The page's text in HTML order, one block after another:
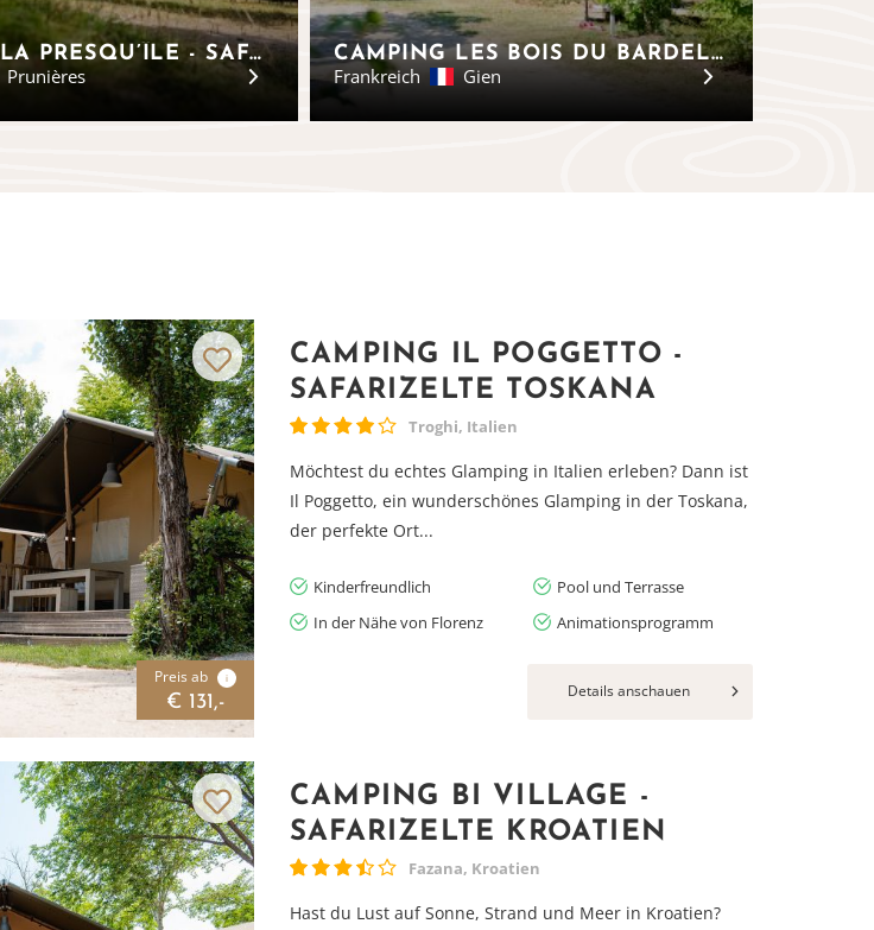
CAMPING LA PRESQU’ÎLE - SAFARIZELTE, PROVENCE-ALPES-CÔTE D’AZUR
Prunières
CAMPING LES BOIS DU BARDELET - SAFARIZELTE LOIRE
Frankreich Gien
Preis ab i
€ 131,-
CAMPING IL POGGETTO -
SAFARIZELTE TOSKANA
Troghi, Italien
Möchtest du echtes Glamping in Italien erleben? Dann ist
Il Poggetto, ein wunderschönes Glamping in der Toskana,
der perfekte Ort...
Kinderfreundlich
Pool und Terrasse
In der Nähe von Florenz
Animationsprogramm
Details anschauen
CAMPING BI VILLAGE -
SAFARIZELTE KROATIEN
Fazana, Kroatien
Hast du Lust auf Sonne, Strand und Meer in Kroatien?